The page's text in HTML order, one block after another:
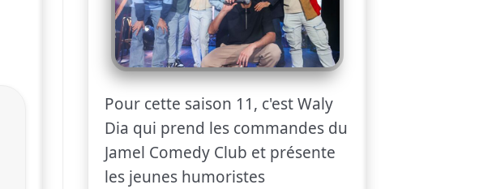
Pour cette saison 11, c'est Waly
Dia qui prend les commandes du
Jamel Comedy Club et présente
les jeunes humoristes